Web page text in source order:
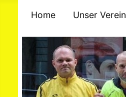
Home Unser Verein